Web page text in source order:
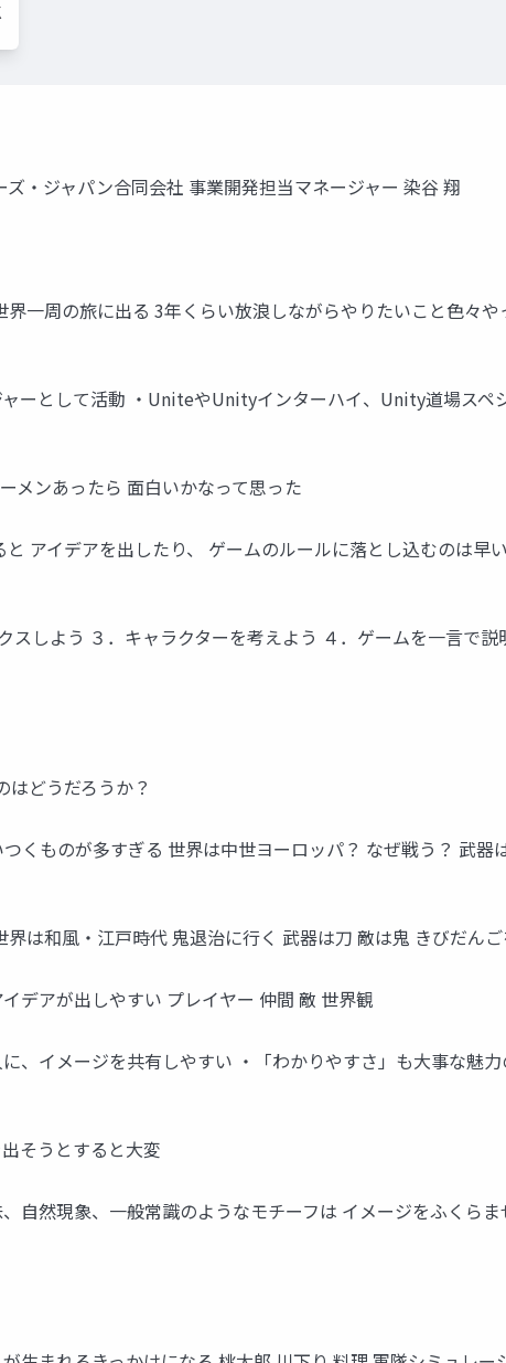
・ジャパン合同会社 事業開発担当マネージャー 染谷 翔
一周の旅に出る 3年くらい放浪しながらやりたいこと色々や
ーとして活動 ・UniteやUnityインターハイ、Unity道場スペ
メンあったら 面白いかなって思った
アイデアを出したり、 ゲームのルールに落とし込むのは早
しよう ３．キャラクターを考えよう ４．ゲームを一言で説
どうだろうか？
くものが多すぎる 世界は中世ヨーロッパ？ なぜ戦う？ 武器
は和風・江戸時代 鬼退治に行く 武器は刀 敵は鬼 きびだんご
デアが出しやすい プレイヤー 仲間 敵 世界観
、イメージを共有しやすい ・「わかりやすさ」も大事な魅
そうとすると大変
自然現象、一般常識のようなモチーフは イメージをふくら